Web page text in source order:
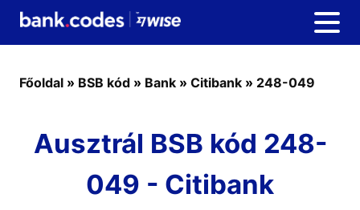
Főoldal » BSB kód » Bank » Citibank » 248-049
Ausztrál BSB kód 248-
049 - Citibank